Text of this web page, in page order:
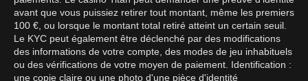
avant que vous puissiez retirer tout montant, même les premiers
100 €, ou lorsque le montant total retiré atteint un certain seuil.
Le KYC peut également être déclenché par des modifications
des informations de votre compte, des modes de jeu inhabituels
ou des vérifications de votre moyen de paiement. Identification :
une copie claire ou une photo d'une pièce d'identité